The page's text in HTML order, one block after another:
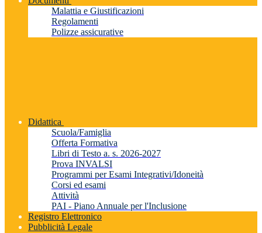
Malattia e Giustificazioni
Regolamenti
Polizze assicurative
Didattica
Scuola/Famiglia
Offerta Formativa
Libri di Testo a. s. 2026-2027
Prova INVALSI
Programmi per Esami Integrativi/Idoneità
Corsi ed esami
Attività
PAI - Piano Annuale per l'Inclusione
Registro Elettronico
Pubblicità Legale